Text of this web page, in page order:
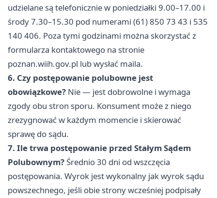
udzielane są telefonicznie w poniedziałki 9.00–17.00 i
środy 7.30–15.30 pod numerami (61) 850 73 43 i 535
140 406. Poza tymi godzinami można skorzystać z
formularza kontaktowego na stronie
poznan.wiih.gov.pl lub wysłać maila.
6. Czy postępowanie polubowne jest
obowiązkowe? Nie — jest dobrowolne i wymaga
zgody obu stron sporu. Konsument może z niego
zrezygnować w każdym momencie i skierować
sprawę do sądu.
7. Ile trwa postępowanie przed Stałym Sądem
Polubownym?Średnio 30 dni od wszczęcia
postępowania. Wyrok jest wykonalny jak wyrok sądu
powszechnego, jeśli obie strony wcześniej podpisały